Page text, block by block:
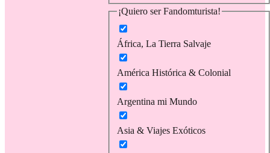
¡Quiero ser Fandomturista!
África, La Tierra Salvaje
América Histórica & Colonial
Argentina mi Mundo
Asia & Viajes Exóticos